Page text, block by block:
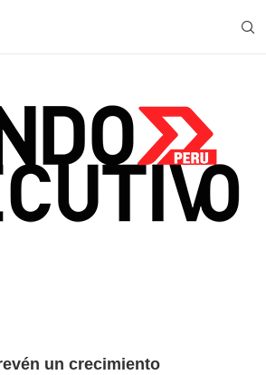
un crecimiento